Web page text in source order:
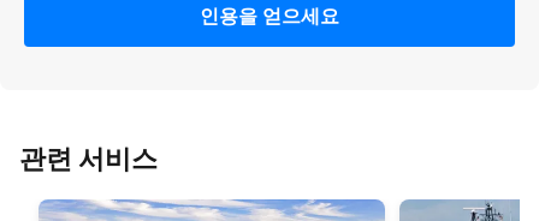
인용을 얻으세요
관련 서비스